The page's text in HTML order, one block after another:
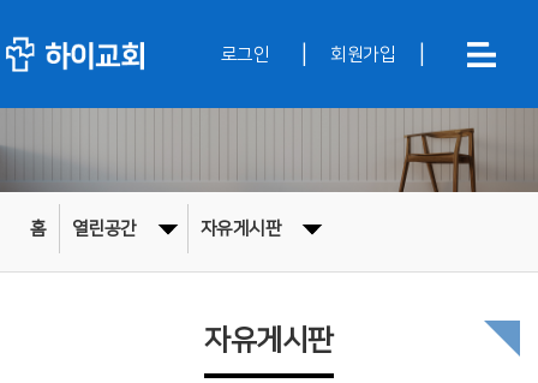
로그인 회원가입
홈 열린공간 자유게시판
자유게시판